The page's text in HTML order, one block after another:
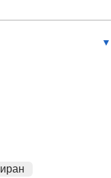
иран